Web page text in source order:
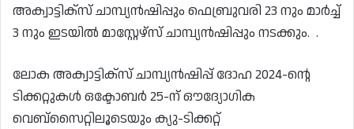
അക്വാട്ടിക്സ് ചാമ്പ്യൻഷിപ്പും ഫെബ്രുവരി 23 നും മാർച്ച്
3 നും ഇടയിൽ മാസ്റ്റേഴ്സ് ചാമ്പ്യൻഷിപ്പും നടക്കും. .
ലോക അക്വാട്ടിക്‌സ് ചാമ്പ്യൻഷിപ്പ് ദോഹ 2024-ന്റെ
ടിക്കറ്റുകൾ ഒക്ടോബർ 25-ന് ഔദ്യോഗിക
വെബ്‌സൈറ്റിലൂടെയും ക്യു-ടിക്കറ്റ്